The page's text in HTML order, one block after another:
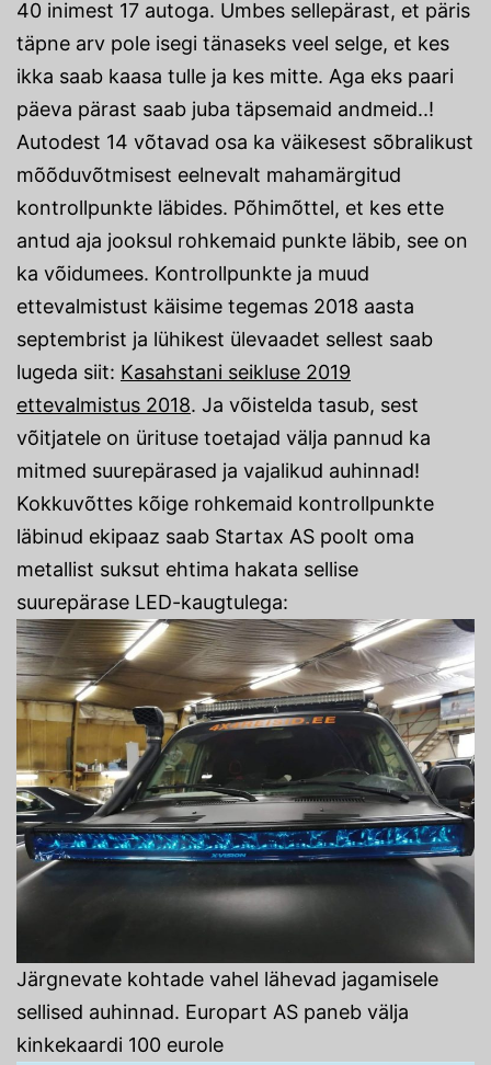
40 inimest 17 autoga. Umbes sellepärast, et päris
täpne arv pole isegi tänaseks veel selge, et kes
ikka saab kaasa tulle ja kes mitte. Aga eks paari
päeva pärast saab juba täpsemaid andmeid..!
Autodest 14 võtavad osa ka väikesest sõbralikust
mõõduvõtmisest eelnevalt mahamärgitud
kontrollpunkte läbides. Põhimõttel, et kes ette
antud aja jooksul rohkemaid punkte läbib, see on
ka võidumees. Kontrollpunkte ja muud
ettevalmistust käisime tegemas 2018 aasta
septembrist ja lühikest ülevaadet sellest saab
lugeda siit: Kasahstani seikluse 2019
ettevalmistus 2018. Ja võistelda tasub, sest
võitjatele on ürituse toetajad välja pannud ka
mitmed suurepärased ja vajalikud auhinnad!
Kokkuvõttes kõige rohkemaid kontrollpunkte
läbinud ekipaaz saab Startax AS poolt oma
metallist suksut ehtima hakata sellise
suurepärase LED-kaugtulega:
Järgnevate kohtade vahel lähevad jagamisele
sellised auhinnad. Europart AS paneb välja
kinkekaardi 100 eurole